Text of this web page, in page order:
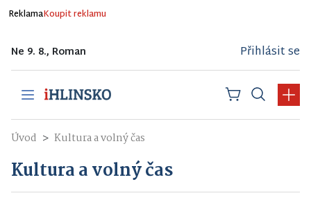
ReklamaKoupit reklamu
Ne 9. 8., Roman Přihlásit se
Úvod Kultura a volný čas
Kultura a volný čas